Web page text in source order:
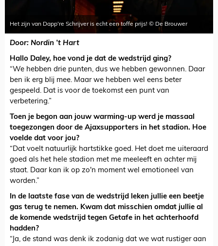
Het zijn van Dapp're Schrijver is echt een toffe prijs! © De Brouwer
Door: Nordin ’t Hart
Hallo Daley, hoe vond je dat de wedstrijd ging?
“We hebben drie punten, dus we hebben gewonnen. Daar
ben ik erg blij mee. Maar we hebben wel eens beter
gespeeld. Dat is voor de toekomst een punt van
verbetering.”
Toen je begon aan jouw warming-up werd je massaal
toegezongen door de Ajaxsupporters in het stadion. Hoe
voelde dat voor jou?
“Dat voelt natuurlijk hartstikke goed. Het doet me uiteraard
goed als het hele stadion met me meeleeft en achter mij
staat. Daar kan ik op zo'n moment wel emotioneel van
worden.”
In de laatste fase van de wedstrijd leken jullie een beetje
gas terug te nemen. Kwam dat misschien omdat jullie al
de komende wedstrijd tegen Getafe in het achterhoofd
hadden?
“Ja, de stand was denk ik zodanig dat we wat rustiger aan